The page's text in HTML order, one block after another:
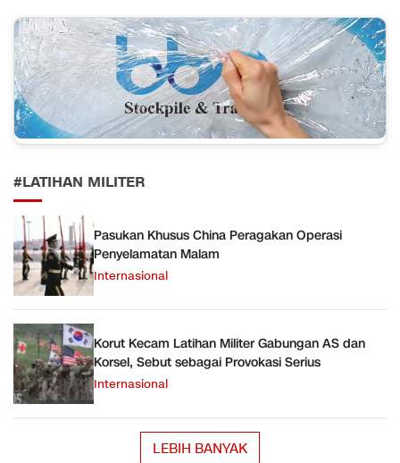
#LATIHAN MILITER
Pasukan Khusus China Peragakan Operasi
Penyelamatan Malam
Internasional
Korut Kecam Latihan Militer Gabungan AS dan
Korsel, Sebut sebagai Provokasi Serius
Internasional
LEBIH BANYAK